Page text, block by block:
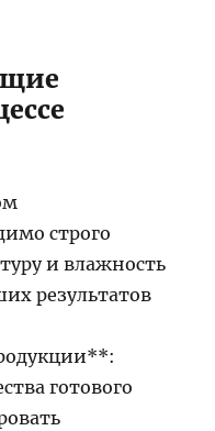
строго
и влажность
результатов
готового